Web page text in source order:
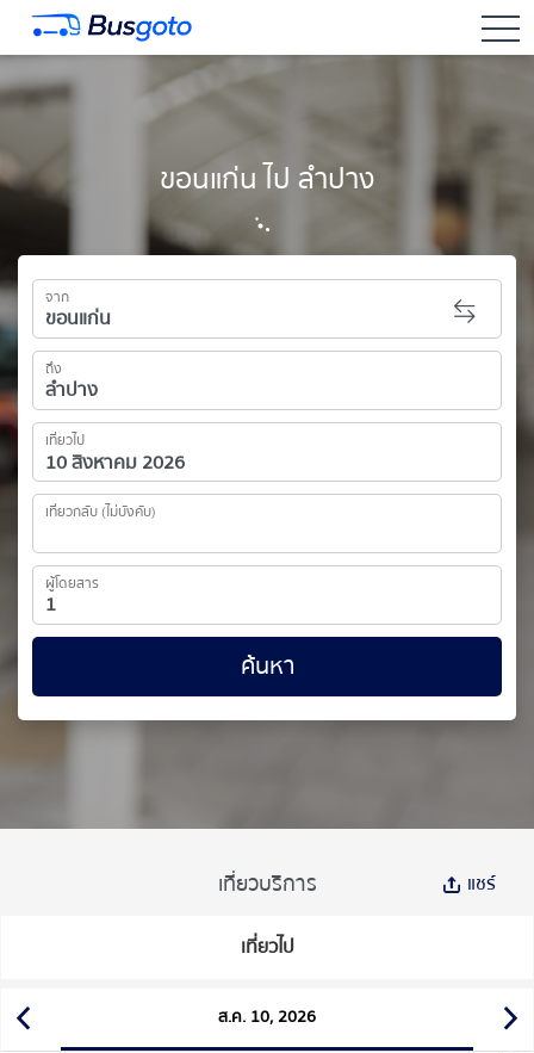
ขอนแก่น ไป ลำปาง
จาก
ถึง
เที่ยวไป
เที่ยวกลับ (ไม่บังคับ)
ผู้โดยสาร
ค้นหา
เที่ยวบริการ แชร์
เที่ยวไป
ส.ค. 10, 2026